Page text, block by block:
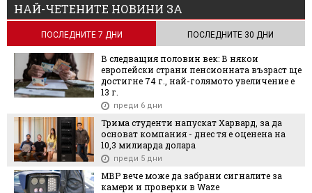
НАЙ-ЧЕТЕНИТЕ НОВИНИ ЗА
ПОСЛЕДНИТЕ 7 ДНИ ПОСЛЕДНИТЕ 30 ДНИ
В следващия половин век: В някои
европейски страни пенсионната възраст ще
достигне 74 г., най-голямото увеличение е
13 г.
преди 6 дни
Трима студенти напускат Харвард, за да
основат компания - днес тя е оценена на
10,3 милиарда долара
преди 5 дни
МВР вече може да забрани сигналите за
камери и проверки в Waze